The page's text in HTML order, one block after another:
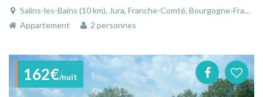
Salins-les-Bains (10 km), Jura, Franche-Comté, Bourgogne-Franche-Comté, France
Appartement
2 personnes
162€/nuit